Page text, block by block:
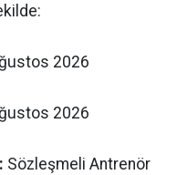
2026
2026
Sözleşmeli Antrenör